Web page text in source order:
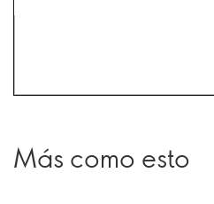
Más como esto